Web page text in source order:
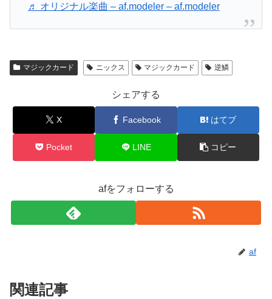
♬ オリジナル楽曲 – af.modeler – af.modeler
マジックカード ニックス マジックカード 逆鱗
シェアする
X Facebook はてブ
Pocket LINE コピー
afをフォローする
af
関連記事